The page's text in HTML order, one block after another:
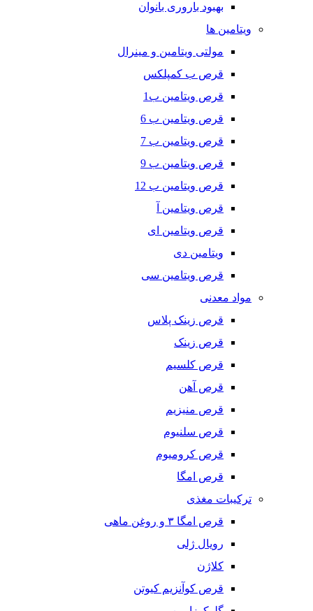
بهبود باروری بانوان
ویتامین ها
مولتی ویتامین و مینرال
قرص ب کمپلکس
قرص ویتامین ب1
قرص ویتامین ب 6
قرص ویتامین ب 7
قرص ویتامین ب 9
قرص ویتامین ب 12
قرص ویتامین آ
قرص ویتامین ای
ویتامین دی
قرص ویتامین سی
مواد معدنی
قرص زینک پلاس
قرص زینک
قرص کلسیم
قرص آهن
قرص منیزیم
قرص سلنیوم
قرص کرومیوم
قرص امگا
ترکیبات مغذی
قرص امگا ٣ و روغن ماهی
رویال ژلی
کلاژن
قرص کوآنزیم کیوتن